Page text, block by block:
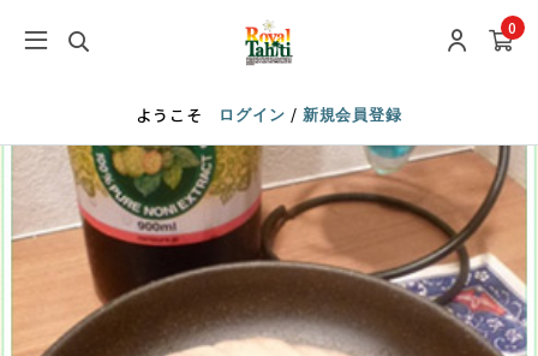
0
ようこそ ログイン/ 新規会員登録